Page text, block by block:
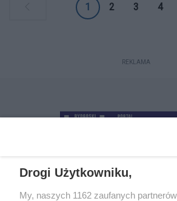
1 2 3 4
REKLAMA
+48 52 5812666
Drogi Użytkowniku,
My, naszych 1162 zaufanych